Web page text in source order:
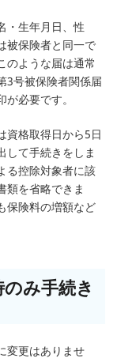
・生年月日、性
被保険者と同一で
のような届は通常
3号被保険者関係届
必要です。
資格取得日から5日
して手続きをしま
る控除対象者に該
類を省略できま
保険料の増額など
み手続き
変更はありませ